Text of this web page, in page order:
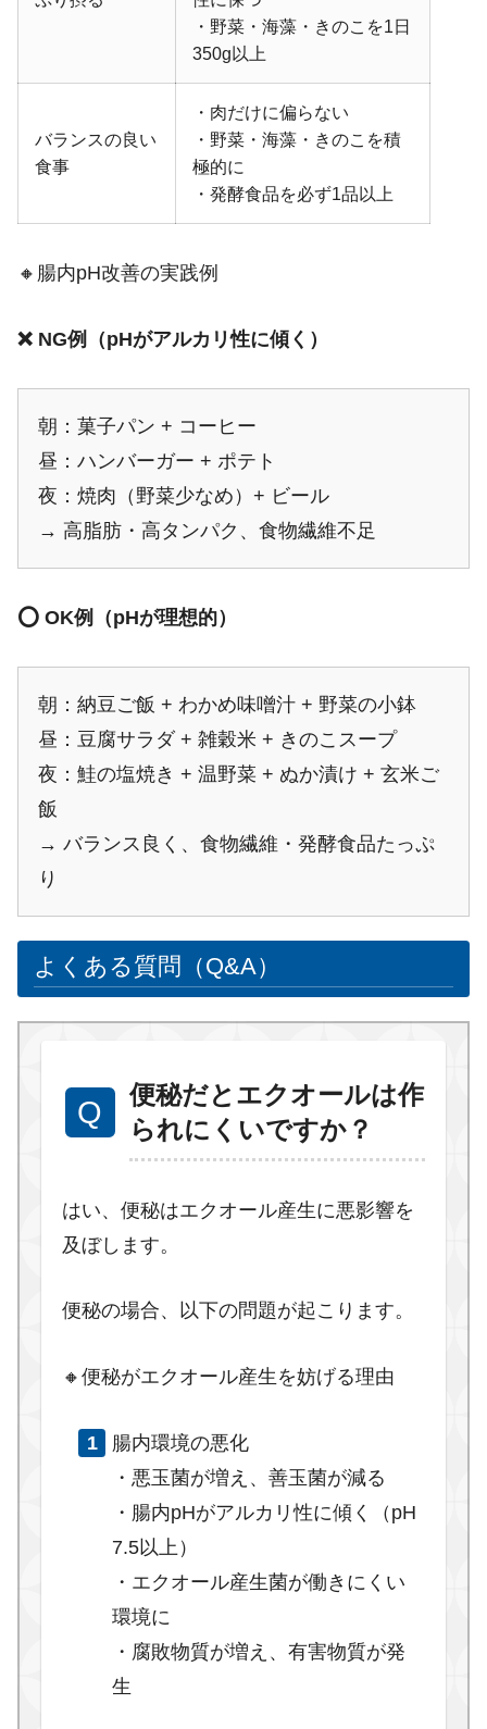
・野菜・海藻・きのこを1日
350g以上
バランスの良い
食事
・肉だけに偏らない
・野菜・海藻・きのこを積
極的に
・発酵食品を必ず1品以上
🔸腸内pH改善の実践例
❌ NG例（pHがアルカリ性に傾く）
朝：菓子パン + コーヒー
昼：ハンバーガー + ポテト
夜：焼肉（野菜少なめ）+ ビール
→ 高脂肪・高タンパク、食物繊維不足
⭕ OK例（pHが理想的）
朝：納豆ご飯 + わかめ味噌汁 + 野菜の小鉢
昼：豆腐サラダ + 雑穀米 + きのこスープ
夜：鮭の塩焼き + 温野菜 + ぬか漬け + 玄米ご
飯
→ バランス良く、食物繊維・発酵食品たっぷ
り
よくある質問（Q&A）
便秘だとエクオールは作
られにくいですか？
はい、便秘はエクオール産生に悪影響を
及ぼします。
便秘の場合、以下の問題が起こります。
🔸便秘がエクオール産生を妨げる理由
腸内環境の悪化
・悪玉菌が増え、善玉菌が減る
・腸内pHがアルカリ性に傾く（pH
7.5以上）
・エクオール産生菌が働きにくい
環境に
・腐敗物質が増え、有害物質が発
生